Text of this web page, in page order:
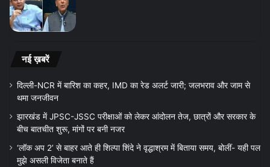
नई ख़बरें
दिल्ली-NCR में बारिश का कहर, IMD का रेड अलर्ट जारी; जलभराव और जाम से
थमा जनजीवन
झारखंड में JPSC-JSSC परीक्षाओं को लेकर आंदोलन तेज, छात्रों और सरकार के
बीच बातचीत शुरू, मांगों पर बनी नजर
‘लॉक अप 2’ से बाहर आते ही शिल्पा शिंदे ने वृद्धाश्रम में बिताया समय, बोलीं- यही पल
मुझे असली विजेता बनाते हैं